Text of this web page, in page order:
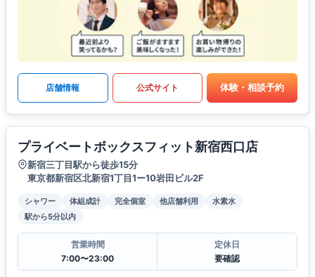
店舗情報 公式サイト 体験・相談予約
プライベートボックスフィット新宿西口店
新宿三丁目駅から徒歩15分
東京都新宿区北新宿1丁目1ー10岩田ビル2F
シャワー 体組成計 完全個室 他店舗利用
水素水
駅から5分以内
営業時間
7:00〜23:00
定休日
要確認